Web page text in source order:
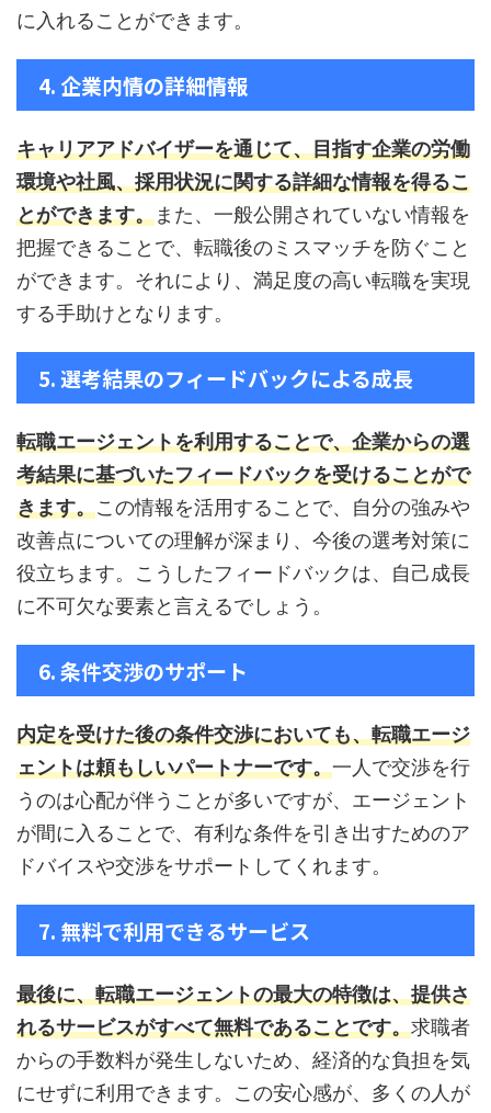
に入れることができます。
4. 企業内情の詳細情報
キャリアアドバイザーを通じて、目指す企業の労働
環境や社風、採用状況に関する詳細な情報を得るこ
とができます。また、一般公開されていない情報を
把握できることで、転職後のミスマッチを防ぐこと
ができます。それにより、満足度の高い転職を実現
する手助けとなります。
5. 選考結果のフィードバックによる成長
転職エージェントを利用することで、企業からの選
考結果に基づいたフィードバックを受けることがで
きます。この情報を活用することで、自分の強みや
改善点についての理解が深まり、今後の選考対策に
役立ちます。こうしたフィードバックは、自己成長
に不可欠な要素と言えるでしょう。
6. 条件交渉のサポート
内定を受けた後の条件交渉においても、転職エージ
ェントは頼もしいパートナーです。一人で交渉を行
うのは心配が伴うことが多いですが、エージェント
が間に入ることで、有利な条件を引き出すためのア
ドバイスや交渉をサポートしてくれます。
7. 無料で利用できるサービス
最後に、転職エージェントの最大の特徴は、提供さ
れるサービスがすべて無料であることです。求職者
からの手数料が発生しないため、経済的な負担を気
にせずに利用できます。この安心感が、多くの人が